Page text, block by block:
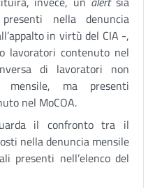
nella denuncia
in virtù del CIA -,
lavoratori contenuto nel
di lavoratori non
mensile, ma presenti
nel MoCOA.
il confronto tra il
nella denuncia mensile
presenti nell’elenco del